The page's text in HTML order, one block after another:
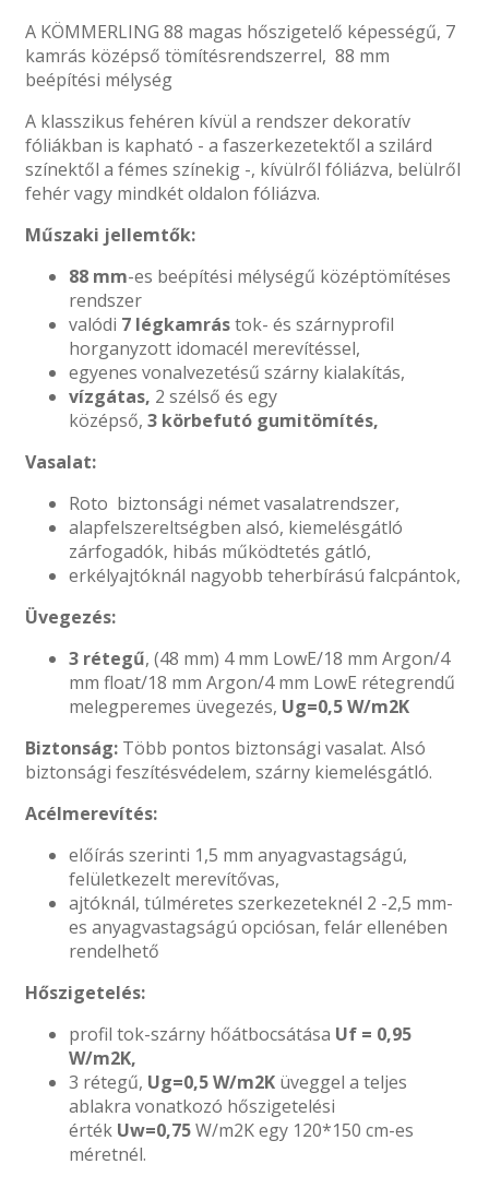
A KÖMMERLING 88 magas hőszigetelő képességű, 7
kamrás középső tömítésrendszerrel, 88 mm
beépítési mélység
A klasszikus fehéren kívül a rendszer dekoratív
fóliákban is kapható - a faszerkezetektől a szilárd
színektől a fémes színekig -, kívülről fóliázva, belülről
fehér vagy mindkét oldalon fóliázva.
Műszaki jellemtők:
88 mm-es beépítési mélységű középtömítéses
rendszer
valódi 7 légkamrástok- és szárnyprofil
horganyzott idomacél merevítéssel,
egyenes vonalvezetésű szárny kialakítás,
vízgátas, 2 szélső és egy
középső,3 körbefutó gumitömítés,
Vasalat:
Roto biztonsági német vasalatrendszer,
alapfelszereltségben alsó, kiemelésgátló
zárfogadók, hibás működtetés gátló,
erkélyajtóknál nagyobb teherbírású falcpántok,
Üvegezés:
3 rétegű, (48 mm) 4 mm LowE/18 mm Argon/4
mm float/18 mm Argon/4 mm LowE rétegrendű
melegperemes üvegezés, Ug=0,5 W/m2K
Biztonság: Több pontos biztonsági vasalat. Alsó
biztonsági feszítésvédelem, szárny kiemelésgátló.
Acélmerevítés:
előírás szerinti 1,5 mm anyagvastagságú,
felületkezelt merevítővas,
ajtóknál, túlméretes szerkezeteknél 2 -2,5 mm-
es anyagvastagságú opciósan, felár ellenében
rendelhető
Hőszigetelés:
profil tok-szárny hőátbocsátása Uf = 0,95
W/m2K,
3 rétegű, Ug=0,5 W/m2K üveggel a teljes
ablakra vonatkozó hőszigetelési
érték Uw=0,75W/m2K egy 120*150 cm-es
méretnél.